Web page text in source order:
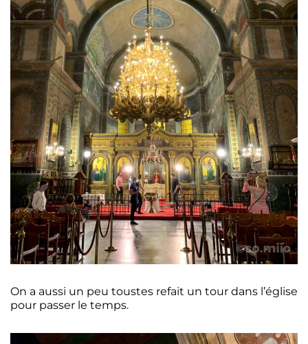
On a aussi un peu toustes refait un tour dans l’église
pour passer le temps.